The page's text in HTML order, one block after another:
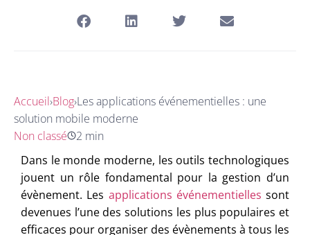
Accueil›Blog›Les applications événementielles : une
solution mobile moderne
Non classé
2 min
Dans le monde moderne, les outils technologiques
jouent un rôle fondamental pour la gestion d’un
évènement. Les applications événementielles sont
devenues l’une des solutions les plus populaires et
efficaces pour organiser des évènements à tous les